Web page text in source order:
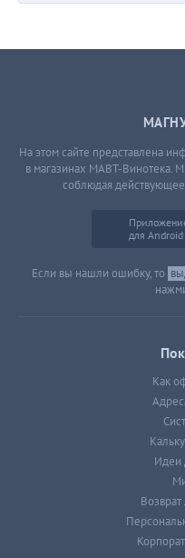
На этом сайте представлена
в магазинах МАВТ-Винотека.
соблюдая действующее
для Android
Если вы нашли ошибку, то
Как
Идеи